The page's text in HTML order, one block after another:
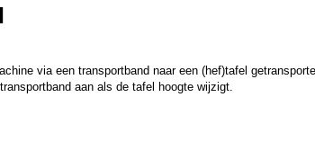
via een transportband naar een (hef)tafel
aan als de tafel hoogte wijzigt.